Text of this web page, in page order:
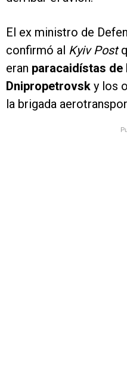
El ex ministro de
confirmó al Kyiv Post
eran paracaidístas de
Dnipropetrovsk y los
la brigada